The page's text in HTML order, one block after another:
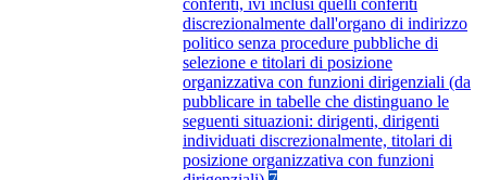
conferiti, ivi inclusi quelli conferiti
discrezionalmente dall'organo di indirizzo
politico senza procedure pubbliche di
selezione e titolari di posizione
organizzativa con funzioni dirigenziali (da
pubblicare in tabelle che distinguano le
seguenti situazioni: dirigenti, dirigenti
individuati discrezionalmente, titolari di
posizione organizzativa con funzioni